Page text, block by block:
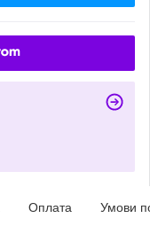
Оплата Умови